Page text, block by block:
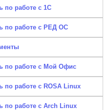
по работе с 1С
по работе с РЕД ОС
по работе с Мой Офис
по работе с ROSA Linux
по работе с Arch Linux